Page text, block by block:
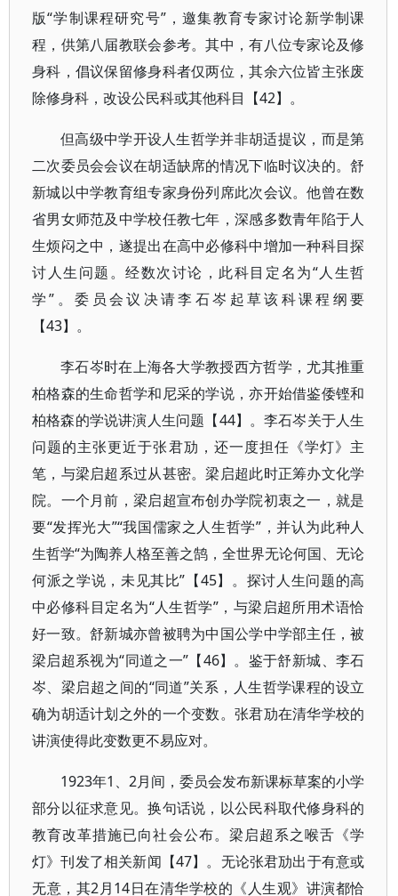
版“学制课程研究号”，邀集教育专家讨论新学制课
程，供第八届教联会参考。其中，有八位专家论及修
身科，倡议保留修身科者仅两位，其余六位皆主张废
除修身科，改设公民科或其他科目【42】。
但高级中学开设人生哲学并非胡适提议，而是第
二次委员会会议在胡适缺席的情况下临时议决的。舒
新城以中学教育组专家身份列席此次会议。他曾在数
省男女师范及中学校任教七年，深感多数青年陷于人
生烦闷之中，遂提出在高中必修科中增加一种科目探
讨人生问题。经数次讨论，此科目定名为“人生哲
学”。委员会议决请李石岑起草该科课程纲要
【43】。
李石岑时在上海各大学教授西方哲学，尤其推重
柏格森的生命哲学和尼采的学说，亦开始借鉴倭铿和
柏格森的学说讲演人生问题【44】。李石岑关于人生
问题的主张更近于张君劢，还一度担任《学灯》主
笔，与梁启超系过从甚密。梁启超此时正筹办文化学
院。一个月前，梁启超宣布创办学院初衷之一，就是
要“发挥光大”“我国儒家之人生哲学”，并认为此种人
生哲学“为陶养人格至善之鹄，全世界无论何国、无论
何派之学说，未见其比”【45】。探讨人生问题的高
中必修科目定名为“人生哲学”，与梁启超所用术语恰
好一致。舒新城亦曾被聘为中国公学中学部主任，被
梁启超系视为“同道之一”【46】。鉴于舒新城、李石
岑、梁启超之间的“同道”关系，人生哲学课程的设立
确为胡适计划之外的一个变数。张君劢在清华学校的
讲演使得此变数更不易应对。
1923年1、2月间，委员会发布新课标草案的小学
部分以征求意见。换句话说，以公民科取代修身科的
教育改革措施已向社会公布。梁启超系之喉舌《学
灯》刊发了相关新闻【47】。无论张君劢出于有意或
无意，其2月14日在清华学校的《人生观》讲演都恰